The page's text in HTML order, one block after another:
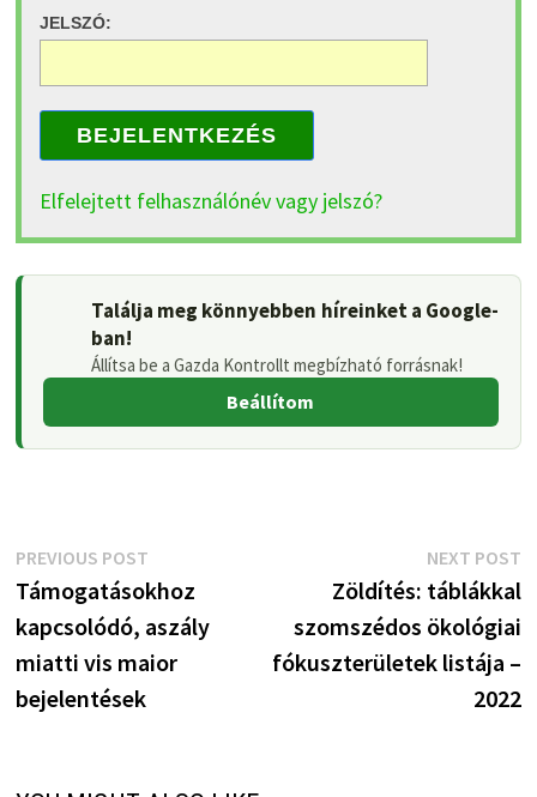
JELSZÓ:
BEJELENTKEZÉS
Elfelejtett felhasználónév vagy jelszó?
Találja meg könnyebben híreinket a Google-
ban!
Állítsa be a Gazda Kontrollt megbízható forrásnak!
Beállítom
Bejegyzés
navigáció
PREVIOUS POSTPrevious
post:
Támogatásokhoz
kapcsolódó, aszály
miatti vis maior
bejelentések
NEXT POST
Zöldítés: táblákkal
szomszédos ökológiai
fókuszterületek listája –
2022